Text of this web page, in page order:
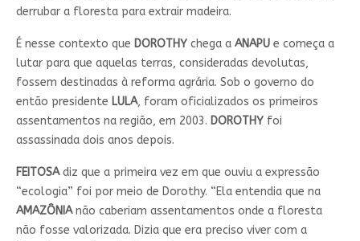
derrubar a floresta para extrair madeira.
É nesse contexto que DOROTHYchega a ANAPUe começa a
lutar para que aquelas terras, consideradas devolutas,
fossem destinadas à reforma agrária. Sob o governo do
então presidente LULA, foram oficializados os primeiros
assentamentos na região, em 2003. DOROTHYfoi
assassinada dois anos depois.
FEITOSAdiz que a primeira vez em que ouviu a expressão
“ecologia” foi por meio de Dorothy. “Ela entendia que na
AMAZÔNIAnão caberiam assentamentos onde a floresta
não fosse valorizada. Dizia que era preciso viver com a